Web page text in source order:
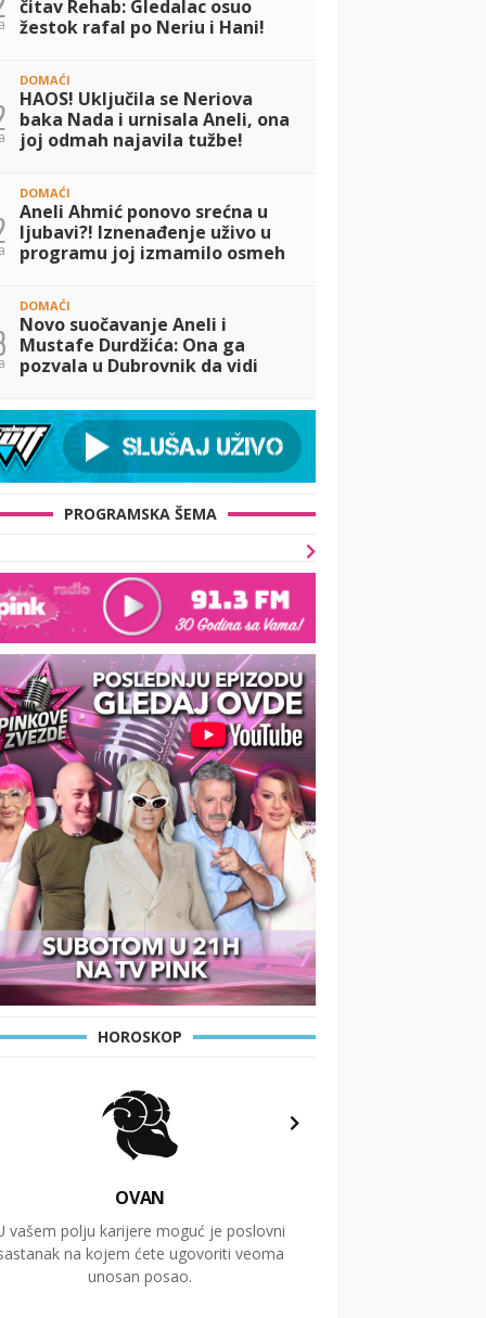
čitav Rehab: Gledalac osuo
žestok rafal po Neriu i Hani!
DOMAĆI
HAOS! Uključila se Neriova
baka Nada i urnisala Aneli, ona
joj odmah najavila tužbe!
DOMAĆI
Aneli Ahmić ponovo srećna u
ljubavi?! Iznenađenje uživo u
programu joj izmamilo osmeh
ceduljici koju je dobila! (VIDEO
DOMAĆI
Novo suočavanje Aneli i
Mustafe Durdžića: Ona ga
pozvala u Dubrovnik da vidi
razlog (VIDEO)
PROGRAMSKA ŠEMA
HOROSKOP
OVAN
vašem polju karijere moguć je poslovni
na kojem ćete ugovoriti veoma
unosan posao.